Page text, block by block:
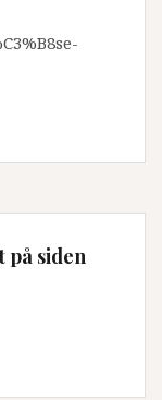
på siden